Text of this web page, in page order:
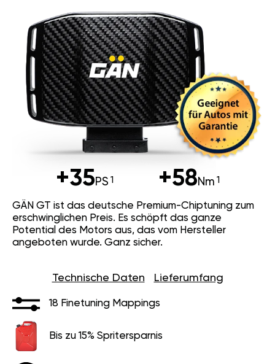
+35PS +58Nm
GÄN GT ist das deutsche Premium-Chiptuning zum
erschwinglichen Preis. Es schöpft das ganze
Potential des Motors aus, das vom Hersteller
angeboten wurde. Ganz sicher.
Technische Daten Lieferumfang
18 Finetuning Mappings
Bis zu 15% Spritersparnis